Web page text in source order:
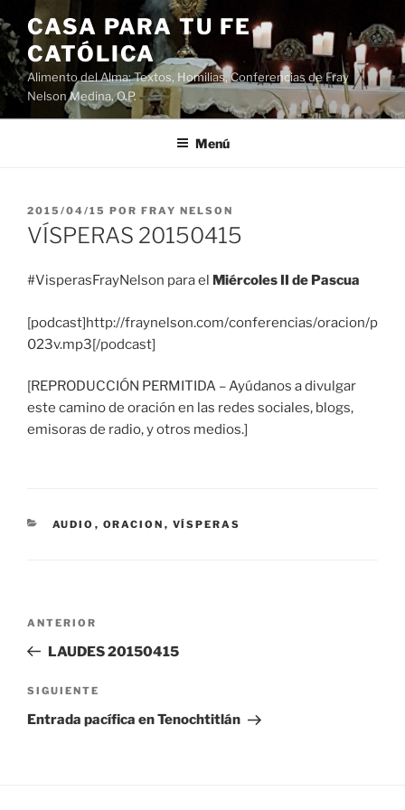
Saltar
al
contenido
CASA PARA TU FE
CATÓLICA
Alimento del Alma: Textos, Homilias, Conferencias de Fray
Nelson Medina, O.P.
Menú
PUBLICADO
EL
2015/04/15 POR FRAY NELSON
VÍSPERAS 20150415
#VisperasFrayNelson para el Miércoles II de Pascua
[podcast]http://fraynelson.com/conferencias/oracion/p
023v.mp3[/podcast]
[REPRODUCCIÓN PERMITIDA – Ayúdanos a divulgar
este camino de oración en las redes sociales, blogs,
emisoras de radio, y otros medios.]
CATEGORÍAS
AUDIO , ORACION , VÍSPERAS
entradas
Entrada
anterior:
ANTERIOR
LAUDES 20150415
Siguiente
entrada
SIGUIENTE
Entrada pacífica en Tenochtitlán